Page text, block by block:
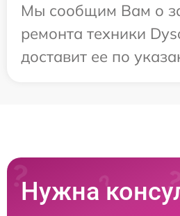
Мы сообщим Вам о
ремонта техники
доставит ее по
Нужна